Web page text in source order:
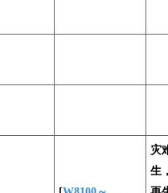
灾
生